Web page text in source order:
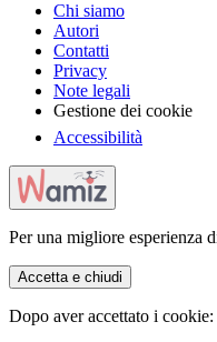
Chi siamo
Autori
Contatti
Privacy
Note legali
Gestione dei cookie
Accessibilità
Per una migliore esperienza
Accetta e chiudi
Dopo aver accettato i cookie: